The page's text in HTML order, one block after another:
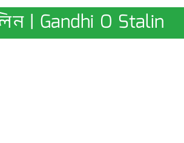
| Gandhi O Stalin